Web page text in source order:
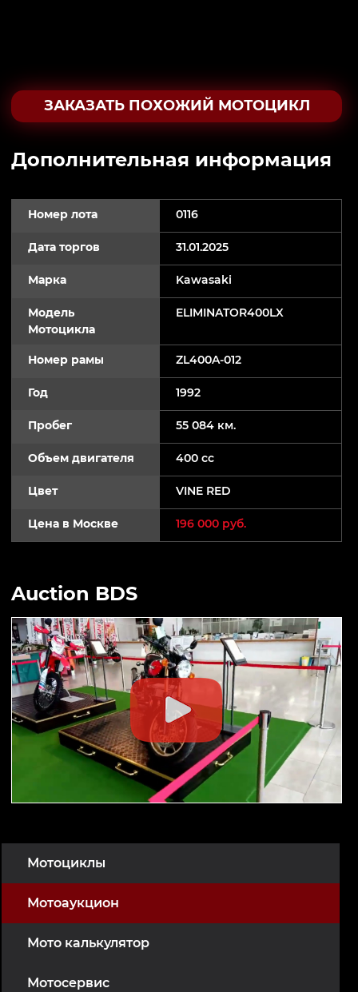
Мотоциклы
Мотоаукцион
Мото калькулятор
Мотосервис
ЗАКАЗАТЬ ПОХОЖИЙ МОТОЦИКЛ
Дополнительная информация
Номер лота 0116
Дата торгов 31.01.2025
Марка Kawasaki
Модель
Мотоцикла
ELIMINATOR400LX
Номер рамы ZL400A-012
Год 1992
Пробег 55 084 км.
Объем двигателя 400 cc
Цвет VINE RED
Цена в Москве 196 000 руб.
Auction BDS